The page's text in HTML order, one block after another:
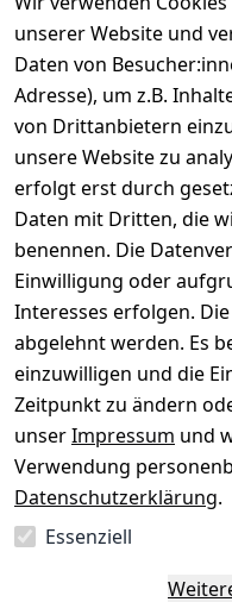
unserer Website und
Daten von
Adresse), um z.B.
von Drittanbietern
unsere Website zu
erfolgt erst durch
Daten mit Dritten, die
benennen. Die
Einwilligung oder
Interesses erfolgen.
abgelehnt werden. Es
einzuwilligen und die
Zeitpunkt zu ändern
unserImpressum und
Verwendung
Datenschutzerklärung.
Essenziell
Gerät verkaufen
Dein altes Gerät ist
wenigen Minuten,
aufs Konto.
Gerät verkaufen
Sichere
SEPA
Sicherheit
Deine Daten. Sicher.